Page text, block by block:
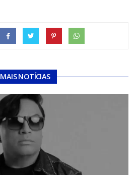
MAIS NOTÍCIAS